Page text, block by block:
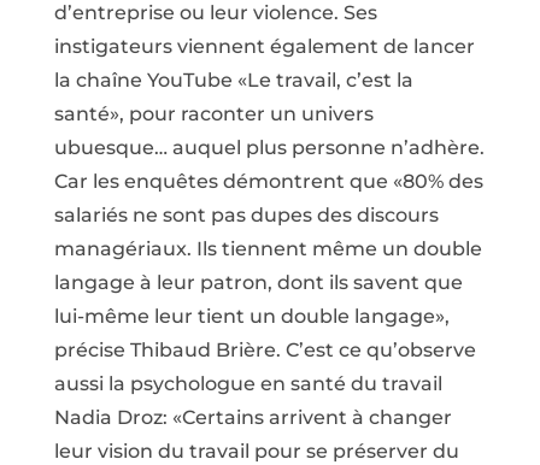
d’entreprise ou leur violence. Ses
instigateurs viennent également de lancer
la chaîne YouTube «Le travail, c’est la
santé», pour raconter un univers
ubuesque… auquel plus personne n’adhère.
Car les enquêtes démontrent que «80% des
salariés ne sont pas dupes des discours
managériaux. Ils tiennent même un double
langage à leur patron, dont ils savent que
lui-même leur tient un double langage»,
précise Thibaud Brière. C’est ce qu’observe
aussi la psychologue en santé du travail
Nadia Droz: «Certains arrivent à changer
leur vision du travail pour se préserver du